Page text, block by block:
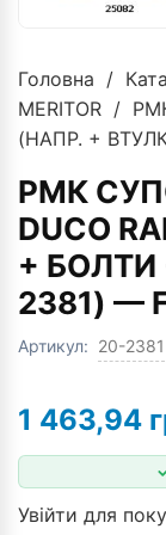
Головна /
MERITOR / РМК
(НАПР. +
РМК
DUCO
+ БОЛТИ
2381) —
Артикул: 20-2381
1 463,94
Увійти для